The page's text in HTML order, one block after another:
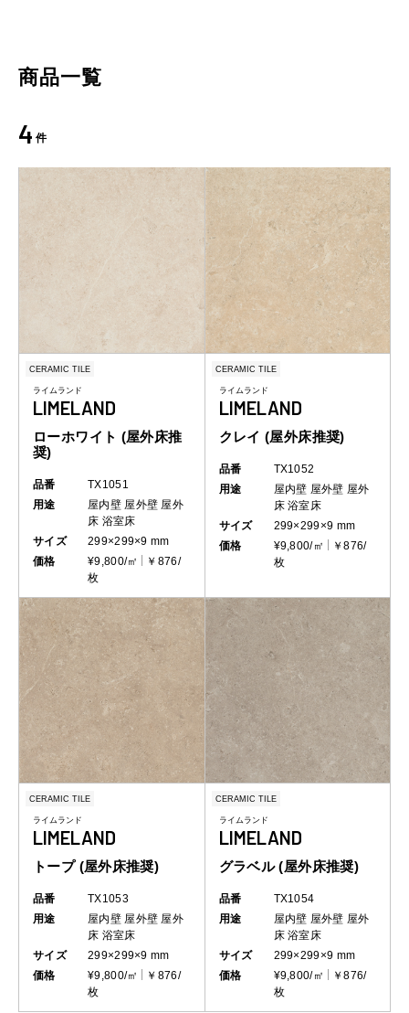
商品一覧
4 件
CERAMIC TILE
ライムランド
LIMELAND
ローホワイト (屋外床推
奨)
品番
TX1051
用途
屋内壁 屋外壁 屋外
床 浴室床
サイズ
299×299×9 mm
価格
¥9,800/㎡
￥876/
枚
CERAMIC TILE
ライムランド
LIMELAND
クレイ (屋外床推奨)
品番
TX1052
用途
屋内壁 屋外壁 屋外
床 浴室床
サイズ
299×299×9 mm
価格
¥9,800/㎡
￥876/
枚
CERAMIC TILE
ライムランド
LIMELAND
トープ (屋外床推奨)
品番
TX1053
用途
屋内壁 屋外壁 屋外
床 浴室床
サイズ
299×299×9 mm
価格
¥9,800/㎡
￥876/
枚
CERAMIC TILE
ライムランド
LIMELAND
グラベル (屋外床推奨)
品番
TX1054
用途
屋内壁 屋外壁 屋外
床 浴室床
サイズ
299×299×9 mm
価格
¥9,800/㎡
￥876/
枚